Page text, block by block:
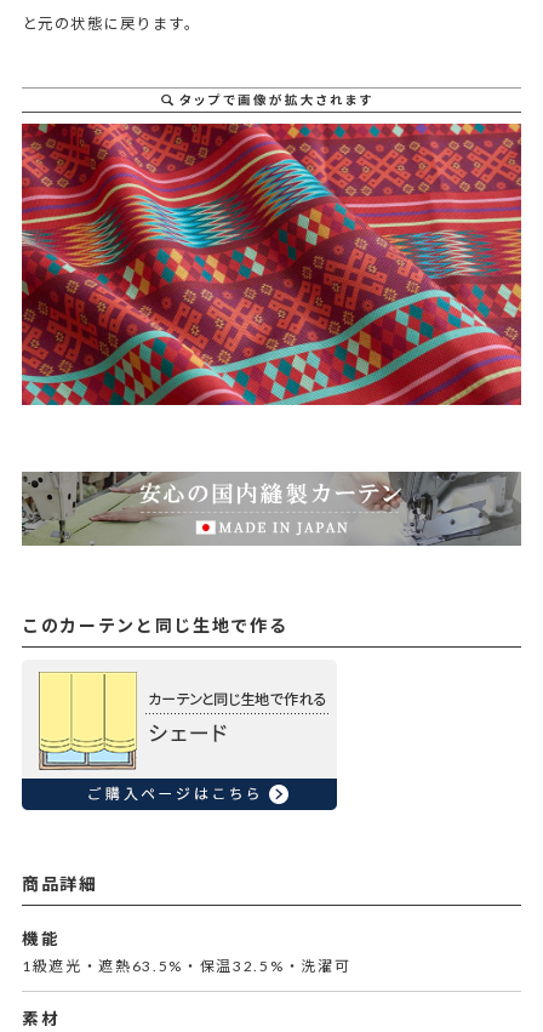
と元の状態に戻ります。
このカーテンと同じ生地で作る
商品詳細
機能
1級遮光・遮熱63.5%・保温32.5%・洗濯可
素材